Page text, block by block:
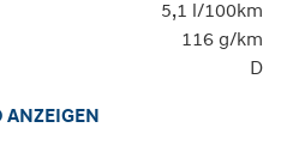
5,1 l/100km
116 g/km
D
ANZEIGEN